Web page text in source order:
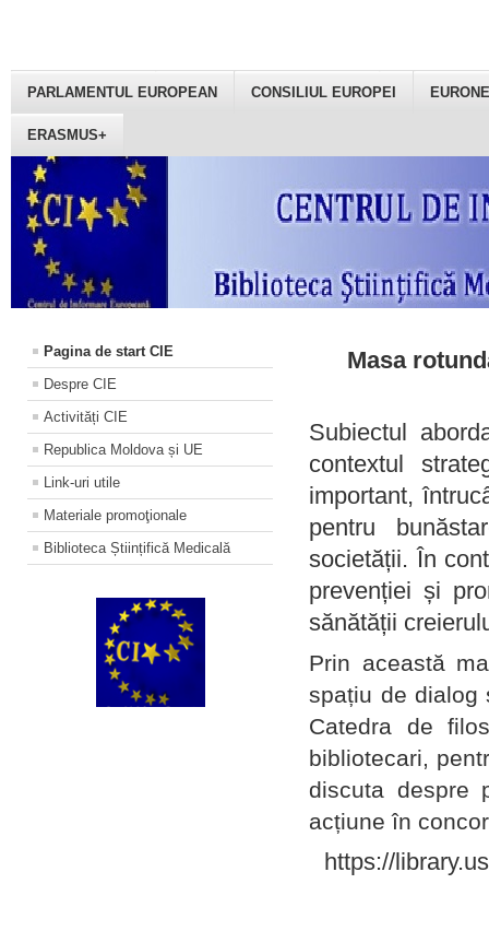
PARLAMENTUL EUROPEAN CONSILIUL EUROPEI
ERASMUS+
Pagina de start CIE
Despre CIE
Activități CIE
Republica Moldova și UE
Link-uri utile
Materiale promoţionale
Biblioteca Științifică Medicală
Masa
Subiectul
contextul
important,
pentru
societății. În
prevenției și
sănătății
Prin această
spațiu de dialog
Catedra de
bibliotecari,
discuta despre
acțiune în
https://